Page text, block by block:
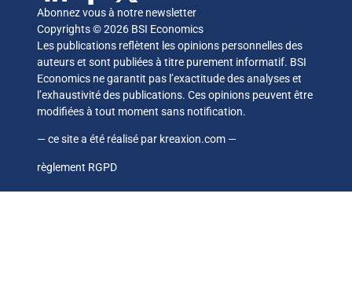
Abonnez vous à notre newsletter
Copyrights © 2026 BSI Economics
Les publications reflètent les opinions personnelles des
auteurs et sont publiées à titre purement informatif. BSI
Economics ne garantit pas l’exactitude des analyses et
l’exhaustivité des publications. Ces opinions peuvent être
modifiées à tout moment sans notification.
— ce site a été réalisé par kreaxion.com —
règlement RGPD